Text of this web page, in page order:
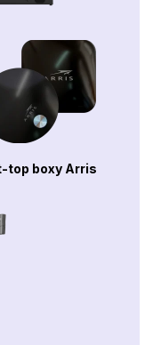
top boxy Arris